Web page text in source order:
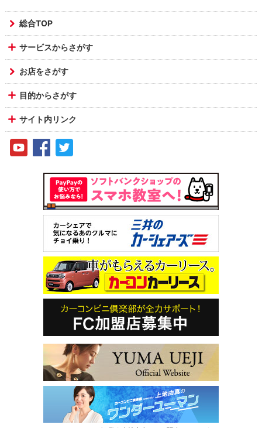
総合TOP
サービスからさがす
お店をさがす
目的からさがす
サイト内リンク